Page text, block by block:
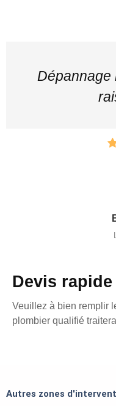
Dépannage
Devis
Veuillez à bien remplir
plombier qualifié
Autres zones